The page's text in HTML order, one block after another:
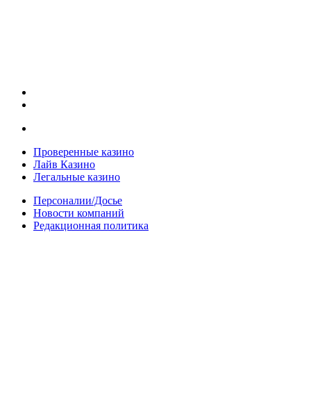
Проверенные казино
Лайв Казино
Легальные казино
Персоналии/Досье
Новости компаний
Редакционная политика